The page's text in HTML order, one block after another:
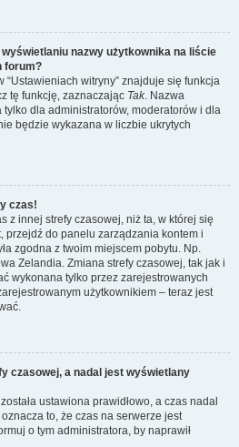
nazwy użytkownika na liście
forum?
“Ustawieniach witryny” znajduje się funkcja
tę funkcję, zaznaczając Tak. Nazwa
dla administratorów, moderatorów i dla
będzie wykazana w liczbie ukrytych
czas!
z innej strefy czasowej, niż ta, w której się
przejdź do panelu zarządzania kontem i
zgodna z twoim miejscem pobytu. Np.
Zelandia. Zmiana strefy czasowej, tak jak i
wykonana tylko przez zarejestrowanych
użytkownikiem – teraz jest
czasowej, a nadal jest wyświetlany
ustawiona prawidłowo, a czas nadal
to, że czas na serwerze jest
o tym administratora, by naprawił